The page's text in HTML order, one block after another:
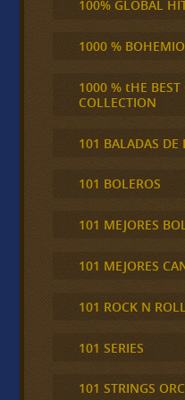
100% GLOBAL
1000 % BOHEMIO
1000 % tHE BEST
COLLECTION
101 BALADAS DE
101 BOLEROS
101 MEJORES
101 MEJORES
101 ROCK N
101 SERIES
101 STRINGS